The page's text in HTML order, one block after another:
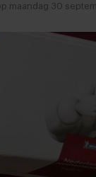
maandag 30